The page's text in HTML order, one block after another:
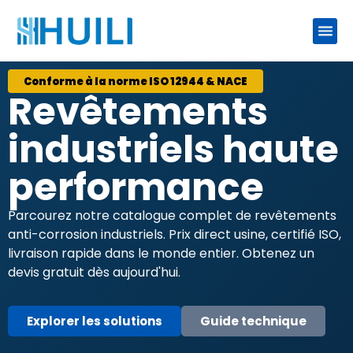
Conforme à la norme ISO 12944 & NACE
Revêtements
industriels haute
performance
Parcourez notre catalogue complet de revêtements
anti-corrosion industriels. Prix direct usine, certifié ISO,
livraison rapide dans le monde entier. Obtenez un
devis gratuit dès aujourd'hui.
Explorer les solutions Guide technique